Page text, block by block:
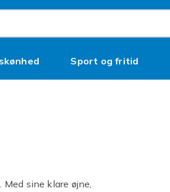
Sport og fritid
sine klare øjne,